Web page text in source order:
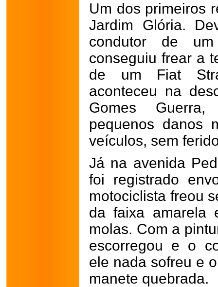
Um dos primeiros
Jardim Glória.
condutor de
conseguiu frear a
de um Fiat
aconteceu na
Gomes
pequenos danos
veículos, sem
Já na avenida
foi registrado
motociclista freou
da faixa amarela
molas. Com a
escorregou e o
ele nada sofreu e
manete quebrada.